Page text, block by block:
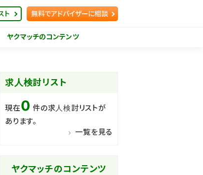
ヤクマッチのコンテンツ
ト 無料でアドバイザーに相談
求人検討リスト
現在0 件の求人検討リストが
あります。
一覧を見る
ヤクマッチのコンテンツ